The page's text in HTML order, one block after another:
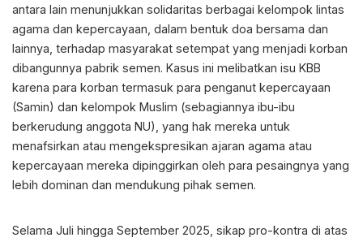
antara lain menunjukkan solidaritas berbagai kelompok lintas
agama dan kepercayaan, dalam bentuk doa bersama dan
lainnya, terhadap masyarakat setempat yang menjadi korban
dibangunnya pabrik semen. Kasus ini melibatkan isu KBB
karena para korban termasuk para penganut kepercayaan
(Samin) dan kelompok Muslim (sebagiannya ibu-ibu
berkerudung anggota NU), yang hak mereka untuk
menafsirkan atau mengekspresikan ajaran agama atau
kepercayaan mereka dipinggirkan oleh para pesaingnya yang
lebih dominan dan mendukung pihak semen.
Selama Juli hingga September 2025, sikap pro-kontra di atas